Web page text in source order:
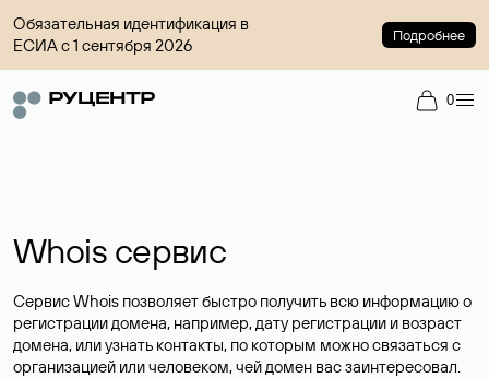
Обязательная идентификация в
ЕСИА с 1 сентября 2026
Подробнее
0
Whois сервис
Сервис Whois позволяет быстро получить всю информацию о
регистрации домена, например, дату регистрации и возраст
домена, или узнать контакты, по которым можно связаться с
организацией или человеком, чей домен вас заинтересовал.